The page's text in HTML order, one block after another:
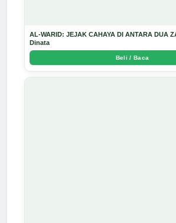
AL-WARID: JEJAK CAHAYA DI ANTARA DUA
Dinata
Beli / Baca